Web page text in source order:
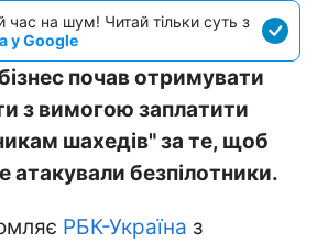
час на шум! Читай тільки суть з
у Google
почав отримувати
з вимогою заплатити
шахедів" за те, щоб
атакували безпілотники.
РБК-Україна з